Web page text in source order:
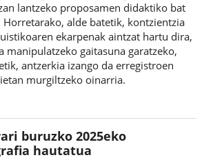
lantzeko proposamen didaktiko bat
Horretarako, alde batetik, kontzientzia
ekarpenak aintzat hartu dira,
manipulatzeko gaitasuna garatzeko,
antzerkia izango da erregistroen
murgiltzeko oinarria.
buruzko 2025eko
hautatua